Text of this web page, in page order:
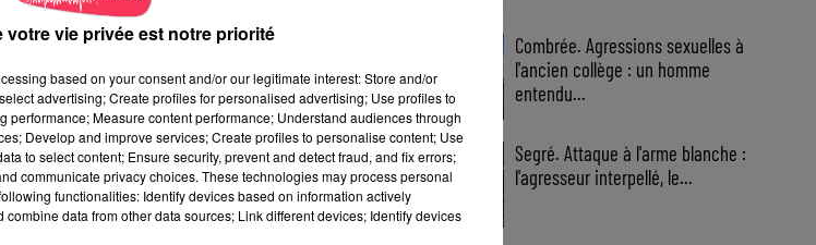
Combrée. Agressions sexuelles à
l'ancien collège : un homme
entendu...
Segré. Attaque à l'arme blanche :
l'agresseur interpellé, le...
votre vie privée est notre priorité
based on your consent and/or our legitimate interest: Store and/or
advertising; Create profiles for personalised advertising; Use profiles to
Measure content performance; Understand audiences through
Develop and improve services; Create profiles to personalise content; Use
to select content; Ensure security, prevent and detect fraud, and fix errors;
communicate privacy choices. These technologies may process personal
functionalities: Identify devices based on information actively
data from other data sources; Link different devices; Identify devices